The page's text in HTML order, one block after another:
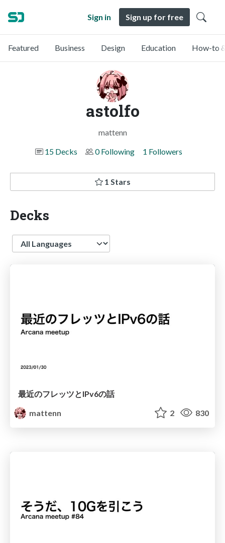
Sign in Sign up for free
Featured Business Design Education How-to
astolfo
mattenn
15 Decks
0 Following 1 Followers
1 Stars
Decks
Language
最近のフレッツとIPv6の話
mattenn
2 830